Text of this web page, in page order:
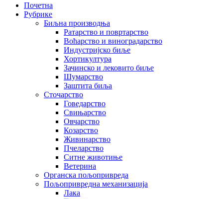
Почетна
Рубрике
Биљна производња
Ратарство и повртарство
Воћарство и виноградарство
Индустријско биље
Хортикултура
Зачинско и лековито биље
Шумарство
Заштита биља
Сточарство
Говедарство
Свињарство
Овчарство
Козарство
Живинарство
Пчеларство
Ситне животиње
Ветерина
Органска пољопривреда
Пољопривредна механизација
Лака